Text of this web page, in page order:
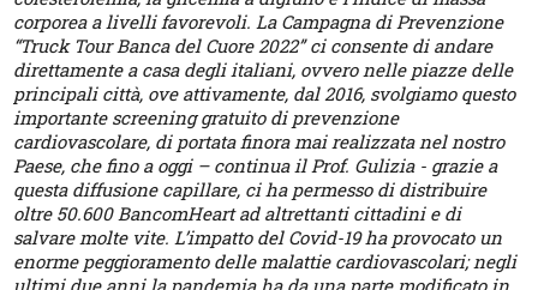
corporea a livelli favorevoli. La Campagna di Prevenzione
“Truck Tour Banca del Cuore 2022” ci consente di andare
direttamente a casa degli italiani, ovvero nelle piazze delle
principali città, ove attivamente, dal 2016, svolgiamo questo
importante screening gratuito di prevenzione
cardiovascolare, di portata finora mai realizzata nel nostro
Paese, che fino a oggi – continua il Prof. Gulizia - grazie a
questa diffusione capillare, ci ha permesso di distribuire
oltre 50.600 BancomHeart ad altrettanti cittadini e di
salvare molte vite. L’impatto del Covid-19 ha provocato un
enorme peggioramento delle malattie cardiovascolari; negli
ultimi due anni la pandemia ha da una parte modificato in